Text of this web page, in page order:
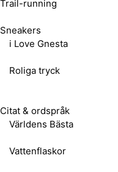
Trail-running
Sneakers
i Love Gnesta
Roliga tryck
Citat & ordspråk
Världens Bästa
Vattenflaskor